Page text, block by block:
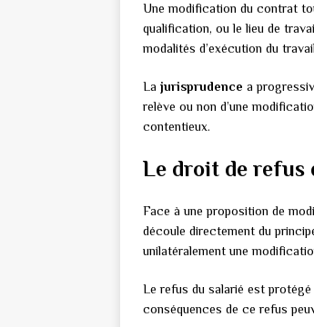
Une modification du contrat
qualification, ou le lieu de
modalités d’exécution du
La jurisprudence a
relève ou non d’une
contentieux.
Le droit de refus
Face à une proposition de
découle directement du
unilatéralement une
Le refus du salarié est
conséquences de ce refus